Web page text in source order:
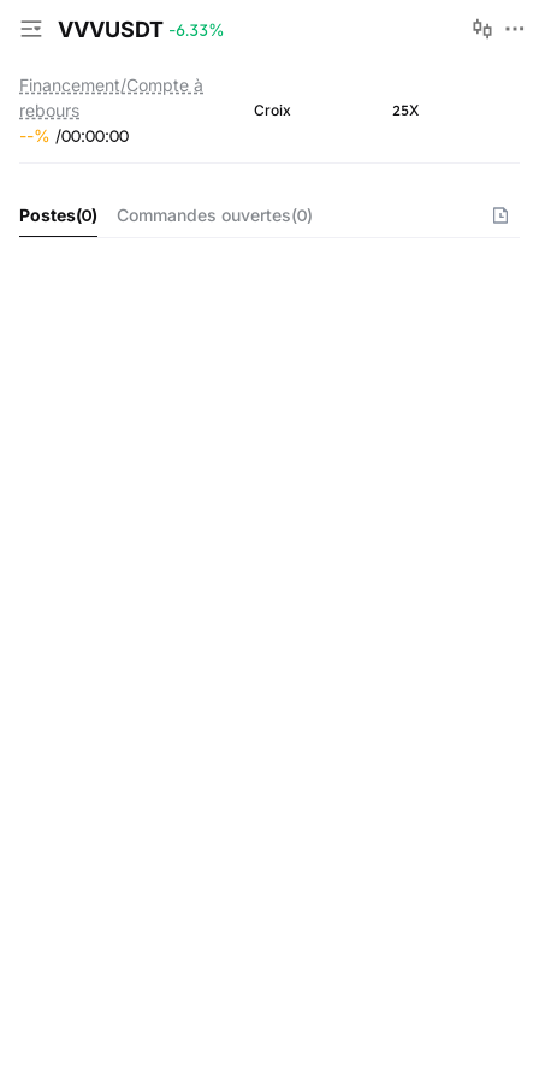
VVVUSDT -6.33%
Financement/Compte à
rebours
--% /00:00:00
Croix 25X
Postes(0) Commandes ouvertes(0)